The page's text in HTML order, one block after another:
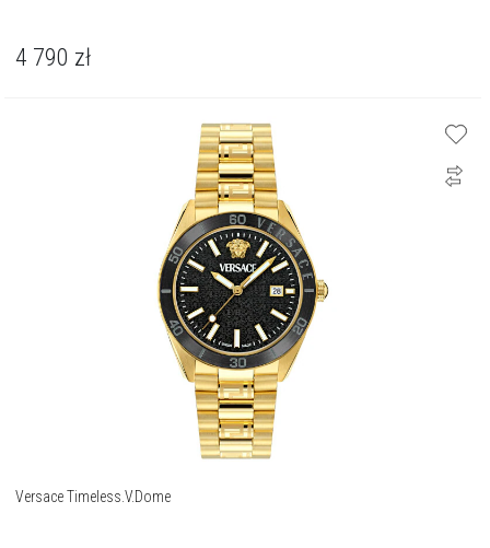
4 790 zł
Versace Timeless.V.Dome